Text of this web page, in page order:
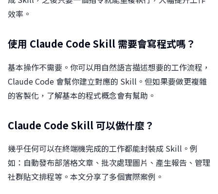
效率。
使用 Claude Code Skill 需要會寫程式嗎？
基本操作不需要。你可以用自然語言描述想要的工作流程，
Claude Code 會幫你建立對應的 Skill。但如果要做更複雜
的客製化，了解基本的程式概念會有幫助。
Claude Code Skill 可以做什麼？
幾乎任何可以在終端機完成的工作都能封裝成 Skill。例
如：自動發布部落格文章、批次處理圖片、產生報告、管理
社群貼文排程等。本文分享了多個實際案例。